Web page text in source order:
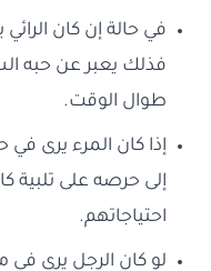
في حالة إن كان
فذلك يعبر عن حبه
طوال الوقت.
إذا كان المرء يرى
إلى حرصه على تلبية
احتياجاتهم.
لو كان الرجل يرى في